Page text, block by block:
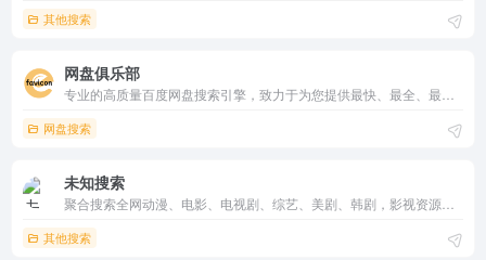
其他搜索
网盘俱乐部
网盘搜索
未知搜索
其他搜索